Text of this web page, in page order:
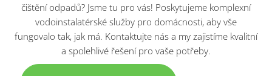
čištění odpadů? Jsme tu pro vás! Poskytujeme komplexní
vodoinstalatérské služby pro domácnosti, aby vše
fungovalo tak, jak má. Kontaktujte nás a my zajistíme kvalitní
a spolehlivé řešení pro vaše potřeby.